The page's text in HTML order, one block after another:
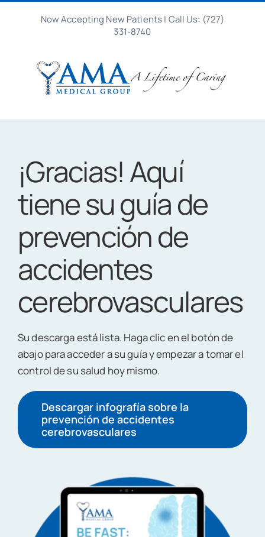
Now Accepting New Patients| Call Us: (727)
331-8740
¡Gracias! Aquí
tiene su guía de
prevención de
accidentes
cerebrovasculares
Su descarga está lista. Haga clic en el botón de
abajo para acceder a su guía y empezar a tomar el
control de su salud hoy mismo.
Descargar infografía sobre la
prevención de accidentes
cerebrovasculares